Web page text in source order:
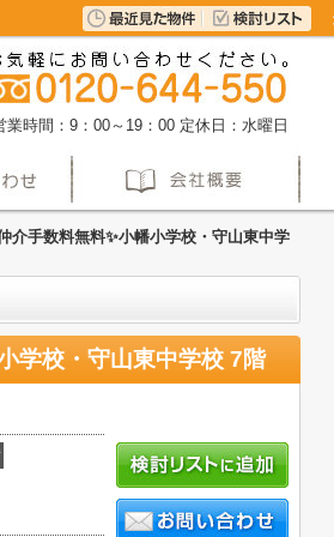
業時間：9：00～19：00 定休日：水曜日
介手数料無料✨️小幡小学校・守山東中学
学校・守山東中学校 7階